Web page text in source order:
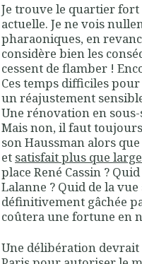
Je trouve le quartier
actuelle. Je ne vois
pharaoniques, en
considère bien les
cessent de flamber !
Ces temps difficiles
un réajustement
Une rénovation en
Mais non, il faut
son Haussman alors
et satisfait plus que
place René Cassin ?
Lalanne ? Quid de la
définitivement gâchée
coûtera une fortune en
Une délibération